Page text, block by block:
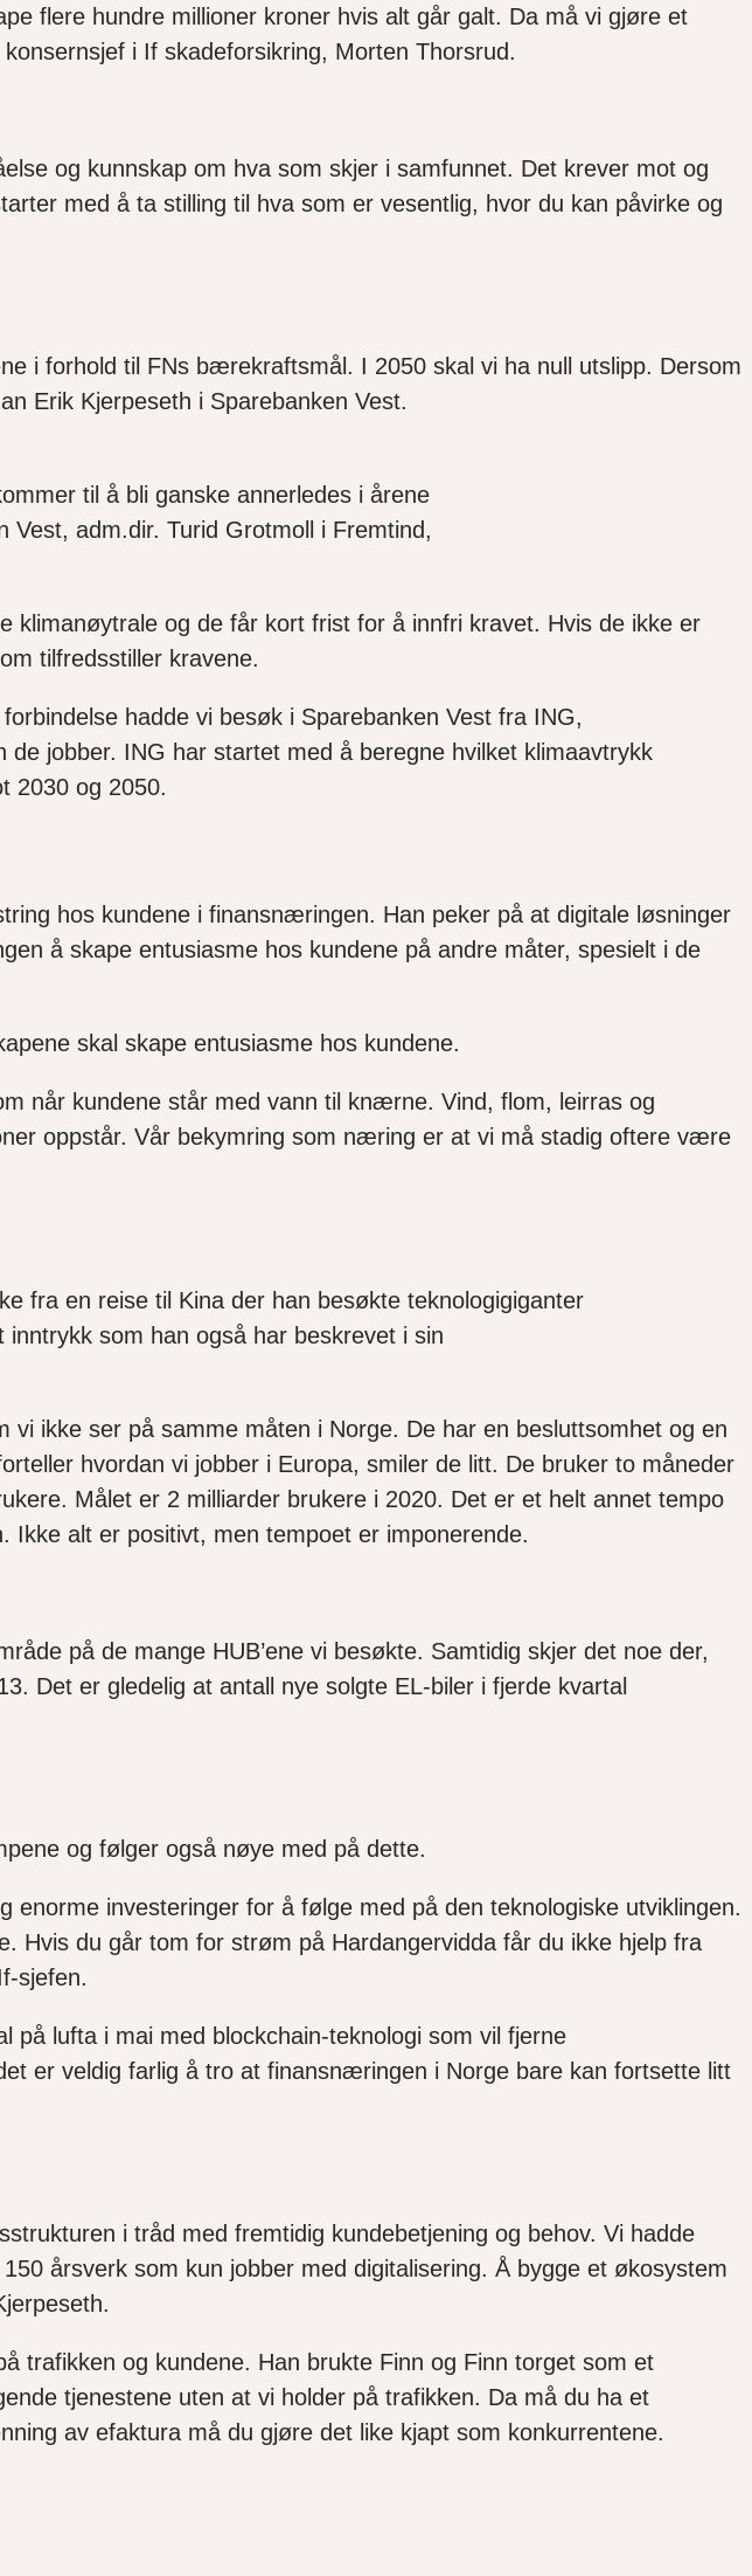
flere hundre millioner kroner hvis alt går galt. Da må vi gjøre et
i If skadeforsikring, Morten Thorsrud.
og kunnskap om hva som skjer i samfunnet. Det krever mot og
med å ta stilling til hva som er vesentlig, hvor du kan påvirke og
i forhold til FNs bærekraftsmål. I 2050 skal vi ha null utslipp. Dersom
Erik Kjerpeseth i Sparebanken Vest.
til å bli ganske annerledes i årene
adm.dir. Turid Grotmoll i Fremtind,
klimanøytrale og de får kort frist for å innfri kravet. Hvis de ikke er
tilfredsstiller kravene.
hadde vi besøk i Sparebanken Vest fra ING,
de jobber. ING har startet med å beregne hvilket klimaavtrykk
2030 og 2050.
hos kundene i finansnæringen. Han peker på at digitale løsninger
å skape entusiasme hos kundene på andre måter, spesielt i de
skal skape entusiasme hos kundene.
når kundene står med vann til knærne. Vind, flom, leirras og
oppstår. Vår bekymring som næring er at vi må stadig oftere være
fra en reise til Kina der han besøkte teknologigiganter
som han også har beskrevet i sin
vi ikke ser på samme måten i Norge. De har en besluttsomhet og en
hvordan vi jobber i Europa, smiler de litt. De bruker to måneder
Målet er 2 milliarder brukere i 2020. Det er et helt annet tempo
Ikke alt er positivt, men tempoet er imponerende.
på de mange HUB’ene vi besøkte. Samtidig skjer det noe der,
Det er gledelig at antall nye solgte EL-biler i fjerde kvartal
og følger også nøye med på dette.
investeringer for å følge med på den teknologiske utviklingen.
Hvis du går tom for strøm på Hardangervidda får du ikke hjelp fra
sjefen.
på lufta i mai med blockchain-teknologi som vil fjerne
er veldig farlig å tro at finansnæringen i Norge bare kan fortsette litt
i tråd med fremtidig kundebetjening og behov. Vi hadde
årsverk som kun jobber med digitalisering. Å bygge et økosystem
trafikken og kundene. Han brukte Finn og Finn torget som et
tjenestene uten at vi holder på trafikken. Da må du ha et
av efaktura må du gjøre det like kjapt som konkurrentene.